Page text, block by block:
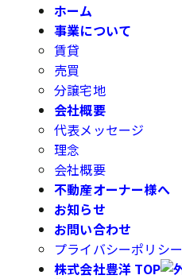
ホーム
事業について
賃貸
売買
分譲宅地
会社概要
代表メッセージ
理念
会社概要
不動産オーナー様へ
お知らせ
お問い合わせ
プライバシーポリシー
株式会社豊洋 TOP